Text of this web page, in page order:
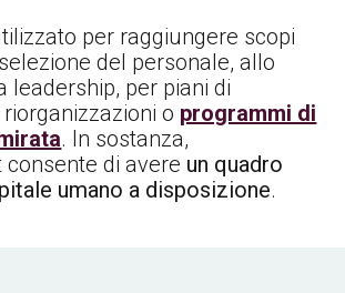
per raggiungere scopi
del personale, allo
leadership, per piani di
o programmi di
. In sostanza,
consente di avere un quadro
umano a disposizione.